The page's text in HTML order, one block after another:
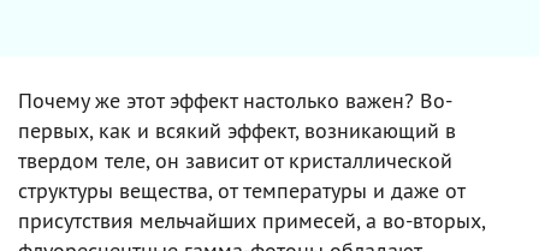
Почему же этот эффект настолько важен? Во-
первых, как и всякий эффект, возникающий в
твердом теле, он зависит от кристаллической
структуры вещества, от температуры и даже от
присутствия мельчайших примесей, а во-вторых,